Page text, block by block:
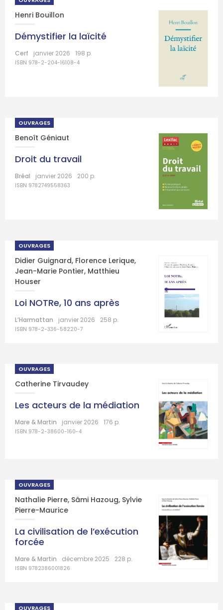
Henri Bouillon
Démystifier la laïcité
Cerf janvier 2026 198 p.
ISBN 978-2-204-16108-4
OUVRAGES
Benoît Géniaut
Droit du travail
Bréal janvier 2026 200 p.
ISBN 9782749558363
OUVRAGES
Didier Guignard, Florence Lerique,
Jean-Marie Pontier, Matthieu
Houser
Loi NOTRe, 10 ans après
L’Harmattan janvier 2026 258 p.
ISBN 978-2-336-58220-7
OUVRAGES
Catherine Tirvaudey
Les acteurs de la médiation
Mare & Martin janvier 2026 176 p.
ISBN 978-2-38600-160-4
OUVRAGES
Nathalie Pierre, Sâmi Hazoug, Sylvie
Pierre-Maurice
La civilisation de l’exécution
forcée
Mare & Martin décembre 2025 228 p.
ISBN 9782386001826
OUVRAGES